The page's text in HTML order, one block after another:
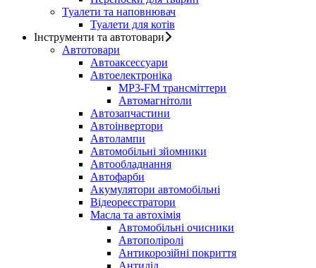
Туалети та наповнювач
Туалети для котів
Інструменти та автотовари
Автотовари
Автоаксессуари
Автоелектроніка
MP3-FM трансміттери
Автомагнітоли
Автозапчастини
Автоінвертори
Автолампи
Автомобільні зйомники
Автообладнання
Автофарби
Акумулятори автомобільні
Відеореєстратори
Масла та автохімія
Автомобільні очисники
Автополіролі
Антикорозійні покриття
Антилід